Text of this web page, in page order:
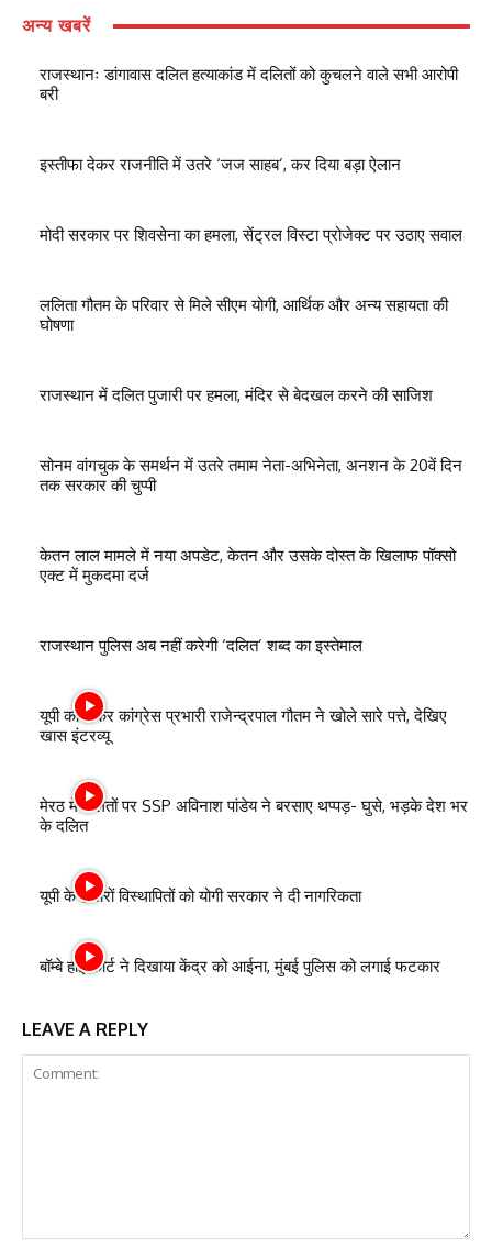
अन्य खबरें
राजस्थानः डांगावास दलित हत्याकांड में दलितों को कुचलने वाले सभी आरोपी
बरी
इस्तीफा देकर राजनीति में उतरे ‘जज साहब’, कर दिया बड़ा ऐलान
मोदी सरकार पर शिवसेना का हमला, सेंट्रल विस्टा प्रोजेक्ट पर उठाए सवाल
ललिता गौतम के परिवार से मिले सीएम योगी, आर्थिक और अन्य सहायता की
घोषणा
राजस्थान में दलित पुजारी पर हमला, मंदिर से बेदखल करने की साजिश
सोनम वांगचुक के समर्थन में उतरे तमाम नेता-अभिनेता, अनशन के 20वें दिन
तक सरकार की चुप्पी
केतन लाल मामले में नया अपडेट, केतन और उसके दोस्त के खिलाफ पॉक्सो
एक्ट में मुकदमा दर्ज
राजस्थान पुलिस अब नहीं करेगी ‘दलित’ शब्द का इस्तेमाल
यूपी को लेकर कांग्रेस प्रभारी राजेन्द्रपाल गौतम ने खोले सारे पत्ते, देखिए
खास इंटरव्यू
मेरठ में दलितों पर SSP अविनाश पांडेय ने बरसाए थप्पड़- घुसे, भड़के देश भर
के दलित
यूपी के हजारों विस्थापितों को योगी सरकार ने दी नागरिकता
बॉम्बे हाई कोर्ट ने दिखाया केंद्र को आईना, मुंबई पुलिस को लगाई फटकार
LEAVE A REPLY